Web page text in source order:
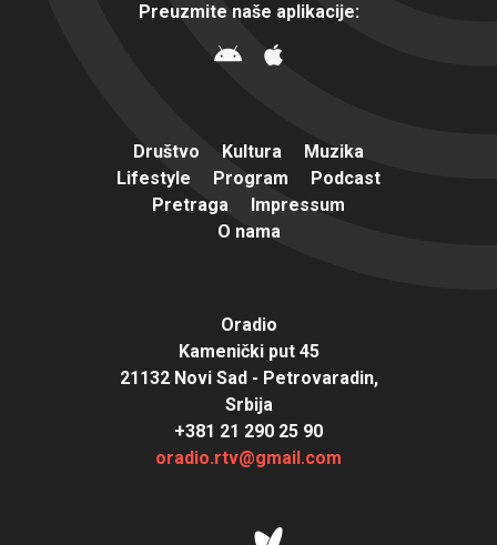
Preuzmite naše aplikacije:
Društvo Kultura
Muzika
Lifestyle
Program
Podcast
Pretraga
Impressum
O nama
Oradio
Kamenički put 45
21132 Novi Sad - Petrovaradin,
Srbija
+381 21 290 25 90
oradio.rtv@gmail.com